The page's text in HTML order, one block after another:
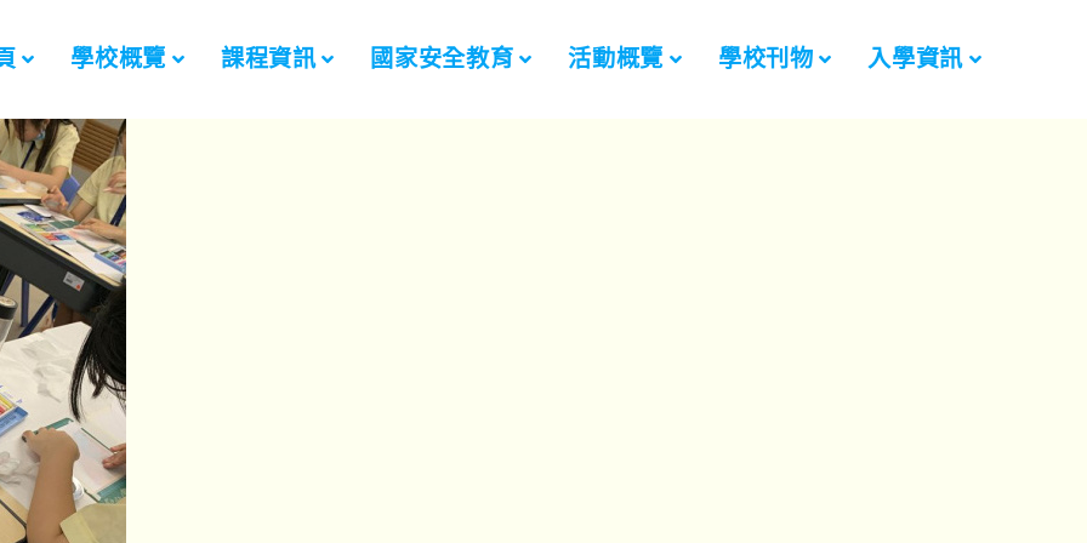
學校概覽 課程資訊 國家安全教育 活動概覽 學校刊物 入學資訊